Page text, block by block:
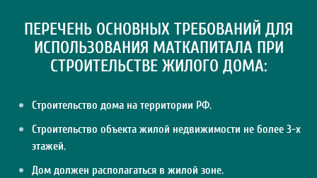
ПЕРЕЧЕНЬ ОСНОВНЫХ ТРЕБОВАНИЙ ДЛЯ
ИСПОЛЬЗОВАНИЯ МАТКАПИТАЛА ПРИ
СТРОИТЕЛЬСТВЕ ЖИЛОГО ДОМА:
Строительство дома на территории РФ.
Строительство объекта жилой недвижимости не более 3-х
этажей.
Дом должен располагаться в жилой зоне.